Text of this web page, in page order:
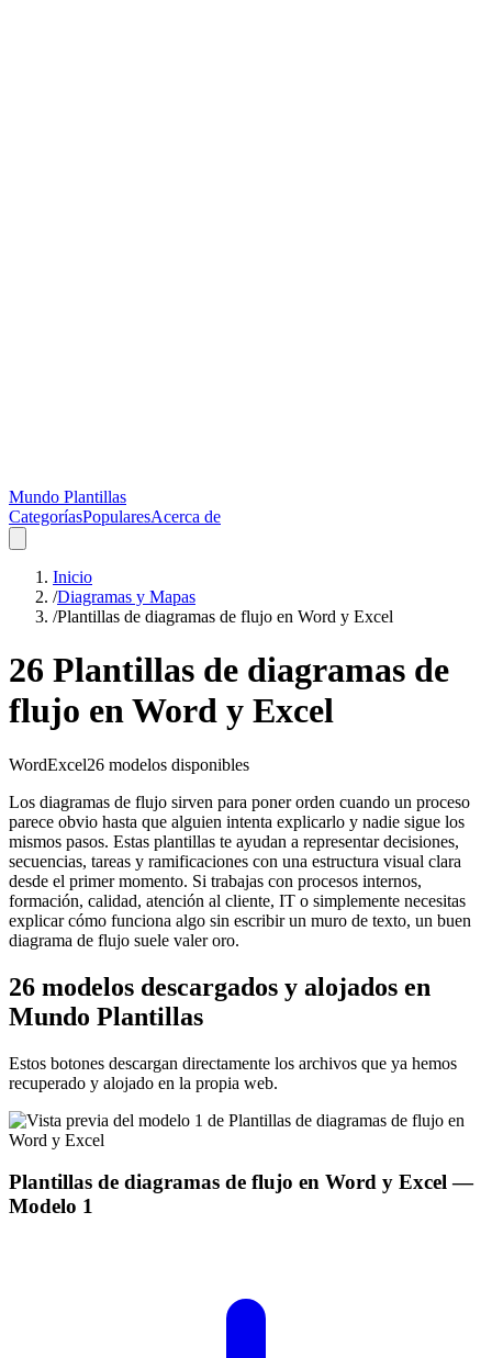
Mundo Plantillas
CategoríasPopularesAcerca de
Inicio
/Diagramas y Mapas
/Plantillas de diagramas de flujo en Word y Excel
26 Plantillas de diagramas de
flujo en Word y Excel
WordExcel26 modelos disponibles
Los diagramas de flujo sirven para poner orden cuando un proceso
parece obvio hasta que alguien intenta explicarlo y nadie sigue los
mismos pasos. Estas plantillas te ayudan a representar decisiones,
secuencias, tareas y ramificaciones con una estructura visual clara
desde el primer momento. Si trabajas con procesos internos,
formación, calidad, atención al cliente, IT o simplemente necesitas
explicar cómo funciona algo sin escribir un muro de texto, un buen
diagrama de flujo suele valer oro.
26 modelos descargados y alojados en
Mundo Plantillas
Estos botones descargan directamente los archivos que ya hemos
recuperado y alojado en la propia web.
Plantillas de diagramas de flujo en Word y Excel—
Modelo 1